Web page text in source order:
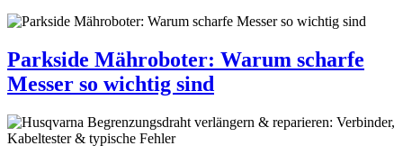
Parkside Mähroboter: Warum scharfe
Messer so wichtig sind